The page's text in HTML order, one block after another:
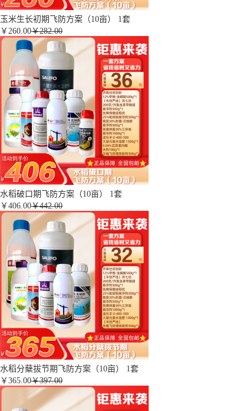
玉米生长初期飞防方案（10亩） 1套
￥ 260.00￥282.00
水稻破口期飞防方案（10亩） 1套
￥ 406.00￥442.00
水稻分蘖拔节期飞防方案（10亩） 1套
￥ 365.00￥397.00